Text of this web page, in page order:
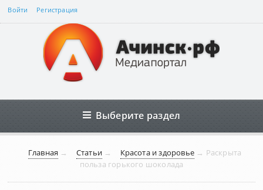
Войти Регистрация
Выберите раздел
Главная → Статьи→ Красота и здоровье → Раскрыта
польза горького шоколада